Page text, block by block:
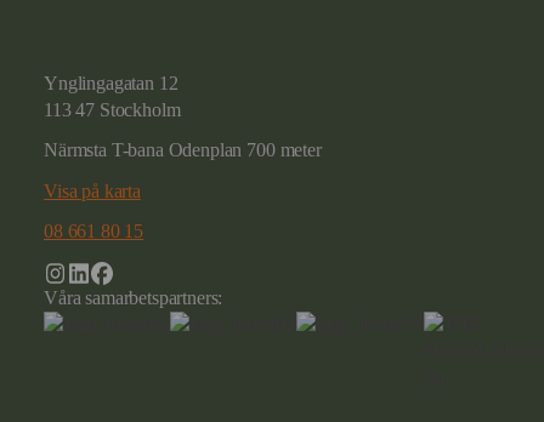
Ynglingagatan 12
113 47 Stockholm
Närmsta T-bana Odenplan 700 meter
Visa på karta
08 661 80 15
Våra samarbetspartners: